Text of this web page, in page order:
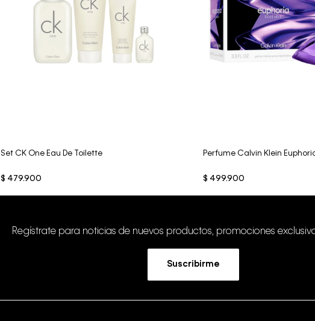
Set CK One Eau De Toilette
$ 479.900
Perfume Calvin Klein
$ 499.900
Regístrate para noticias de nuevos productos, promociones
Suscribirme